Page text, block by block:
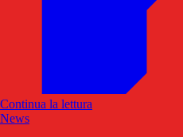
Continua la lettura
News